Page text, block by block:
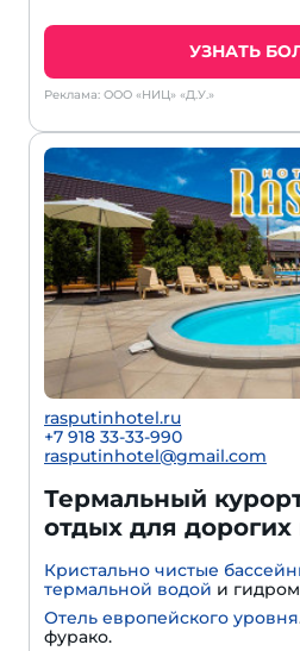
УЗНАТЬ
Реклама: ООО «НИЦ» «Д.У.»
rasputinhotel.ru
+7 918 33-33-990
rasputinhotel@gmail.com
Термальный
отдых для дорогих
Кристально чистые
термальной водой и
Отель европейского уровня
фурако.